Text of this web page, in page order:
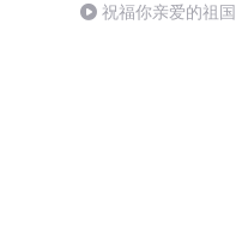
祝福你亲爱的祖国